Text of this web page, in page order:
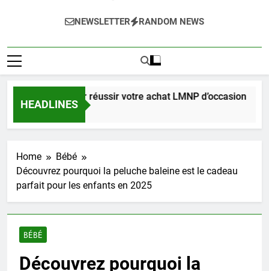
NEWSLETTER RANDOM NEWS
HEADLINES
pour réussir votre achat LMNP d’occasion
Ago
Home
Bébé
Découvrez pourquoi la peluche baleine est le cadeau
parfait pour les enfants en 2025
BÉBÉ
Découvrez pourquoi la